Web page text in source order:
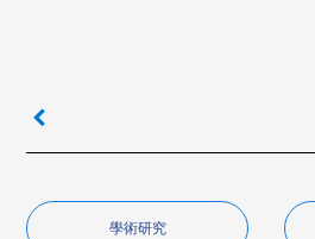
學術研究